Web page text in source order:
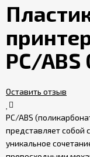
связь
Вакансии
Политика
PC/ABS
Оставить отзыв
PC/ABS
представляет собой
уникальное